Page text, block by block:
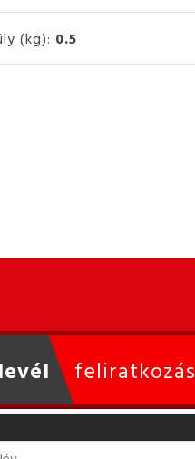
(kg): 0.5
feliratkozás